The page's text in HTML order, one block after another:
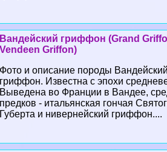
Вандейский гриффон (Grand
Vendeen Griffon)
Фото и описание породы Вандейский
гриффон. Известна с эпохи
Выведена во Франции в Вандее,
предков - итальянская гончая
Губерта и нивернейский гриффон....